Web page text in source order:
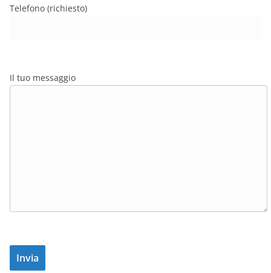
Telefono (richiesto)
Il tuo messaggio